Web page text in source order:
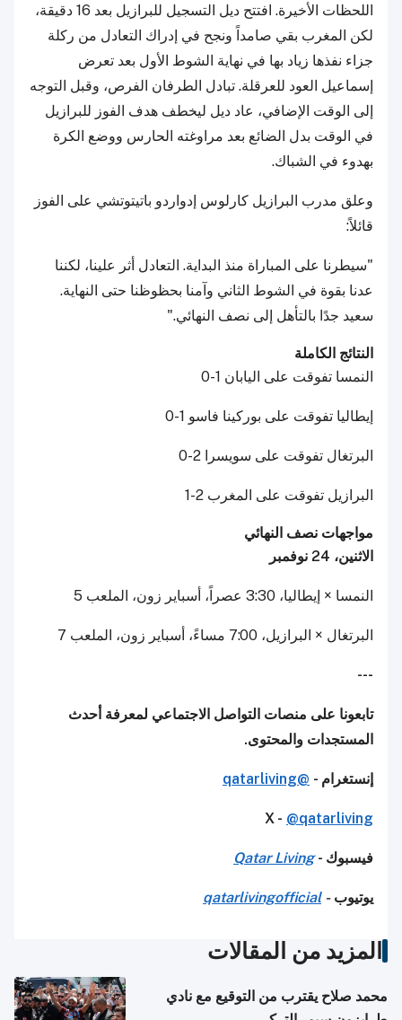
اللحظات الأخيرة. افتتح ديل التسجيل للبرازيل بعد 16 دقيقة،
لكن المغرب بقي صامداً ونجح في إدراك التعادل من ركلة
جزاء نفذها زياد بها في نهاية الشوط الأول بعد تعرض
إسماعيل العود للعرقلة. تبادل الطرفان الفرص، وقبل التوجه
إلى الوقت الإضافي، عاد ديل ليخطف هدف الفوز للبرازيل
في الوقت بدل الضائع بعد مراوغته الحارس ووضع الكرة
بهدوء في الشباك.
وعلق مدرب البرازيل كارلوس إدواردو باتيتوتشي على الفوز
قائلاً:
"سيطرنا على المباراة منذ البداية. التعادل أثر علينا، لكننا
عدنا بقوة في الشوط الثاني وآمنا بحظوظنا حتى النهاية.
سعيد جدًا بالتأهل إلى نصف النهائي."
النتائج الكاملة
النمسا تفوقت على اليابان 1-0
إيطاليا تفوقت على بوركينا فاسو 1-0
البرتغال تفوقت على سويسرا 2-0
البرازيل تفوقت على المغرب 2-1
مواجهات نصف النهائي
الاثنين، 24 نوفمبر
النمسا × إيطاليا، 3:30 عصراً، أسباير زون، الملعب 5
البرتغال × البرازيل، 7:00 مساءً، أسباير زون، الملعب 7
---
تابعونا على منصات التواصل الاجتماعي لمعرفة أحدث
المستجدات والمحتوى.
إنستغرام - @qatarliving
X - @qatarliving
فيسبوك -Qatar Living
يوتيوب-
qatarlivingofficial
المزيد من المقالات
محمد صلاح يقترب من التوقيع مع نادي